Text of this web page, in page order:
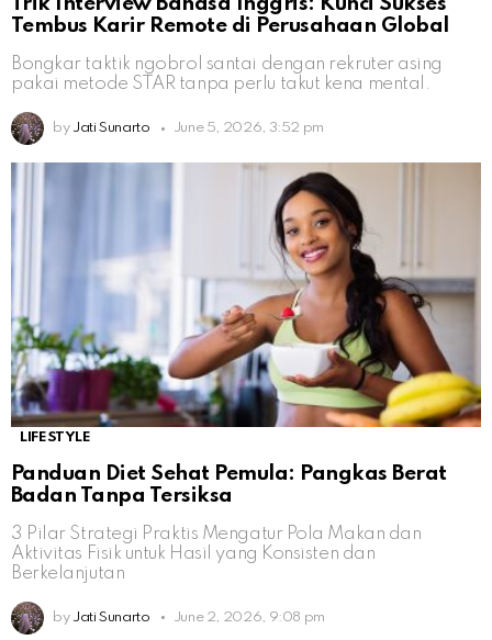
Tembus Karir Remote di Perusahaan Global
Bongkar taktik ngobrol santai dengan rekruter asing
pakai metode STAR tanpa perlu takut kena mental.
by Jati Sunarto June 5, 2026, 3:52 pm
LIFESTYLE
Panduan Diet Sehat Pemula: Pangkas Berat
Badan Tanpa Tersiksa
3 Pilar Strategi Praktis Mengatur Pola Makan dan
Aktivitas Fisik untuk Hasil yang Konsisten dan
Berkelanjutan
by Jati Sunarto June 2, 2026, 9:08 pm